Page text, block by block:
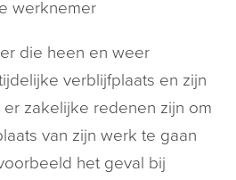
werknemer
die heen en weer
verblijfplaats en zijn
zakelijke redenen zijn om
van zijn werk te gaan
het geval bij